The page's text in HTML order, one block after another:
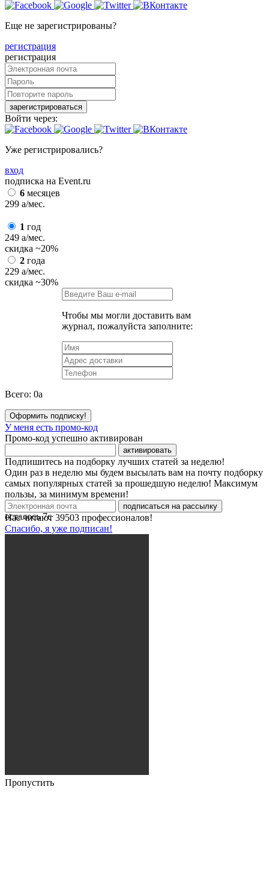
Еще не зарегистрированы?
регистрация
регистрация
зарегистрироваться
Войти через:
Уже регистрировались?
вход
подписка на Event.ru
6 месяцев
299 a/мес.
1 год
249 a/мес.
скидка ~20%
2 года
229 a/мес.
скидка ~30%
Чтобы мы могли доставить вам
журнал, пожалуйста заполните:
Всего: 0a
Оформить подписку!
У меня есть промо-код
Промо-код успешно активирован
активировать
Подпишитесь на подборку лучших статей за неделю!
Один раз в неделю мы будем высылать вам на почту подборку
самых популярных статей за прошедшую неделю! Максимум
пользы, за минимум времени!
подписаться на рассылку
Нас читают 39503 профессионалов!
Спасибо, я уже подписан!
осталось7с
Пропустить